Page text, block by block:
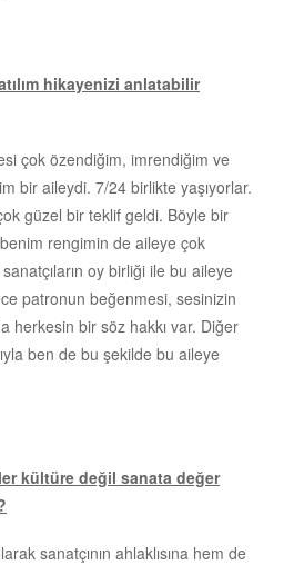
hikayenizi anlatabilir
çok özendiğim, imrendiğim ve
bir aileydi. 7/24 birlikte yaşıyorlar.
güzel bir teklif geldi. Böyle bir
rengimin de aileye çok
oy birliği ile bu aileye
patronun beğenmesi, sesinizin
herkesin bir söz hakkı var. Diğer
ben de bu şekilde bu aileye
kültüre değil sanata değer
sanatçının ahlaklısına hem de